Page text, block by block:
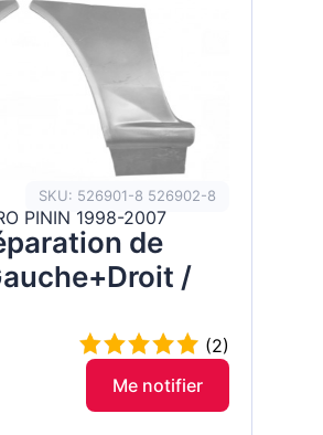
SKU: 526901-8 526902-8
PININ 1998-2007
de
/
(2)
Me notifier